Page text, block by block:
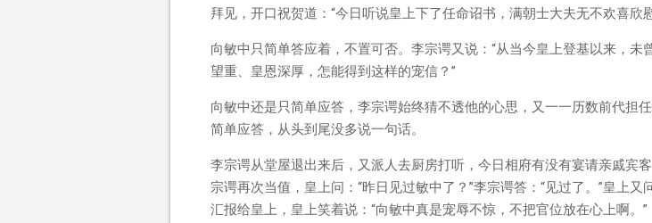
拜见，开口祝贺道：“今日听说皇上下了任命诏书，满朝士大夫无不欢喜欣
向敏中只简单答应着，不置可否。李宗谔又说：“从当今皇上登基以来，
望重、皇恩深厚，怎能得到这样的宠信？”
向敏中还是只简单应答，李宗谔始终猜不透他的心思，又一一历数前代担
简单应答，从头到尾没多说一句话。
李宗谔从堂屋退出来后，又派人去厨房打听，今日相府有没有宴请亲戚宾
宗谔再次当值，皇上问：“昨日见过敏中了？”李宗谔答：“见过了。”皇上
汇报给皇上，皇上笑着说：“向敏中真是宠辱不惊，不把官位放在心上啊。”